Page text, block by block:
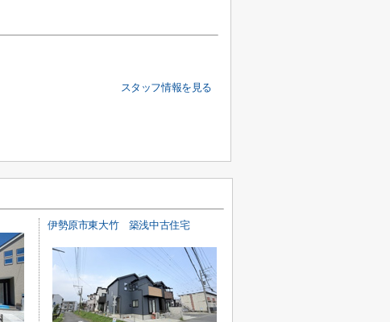
スタッフ情報を見る
伊勢原市東大竹 築浅中古住宅